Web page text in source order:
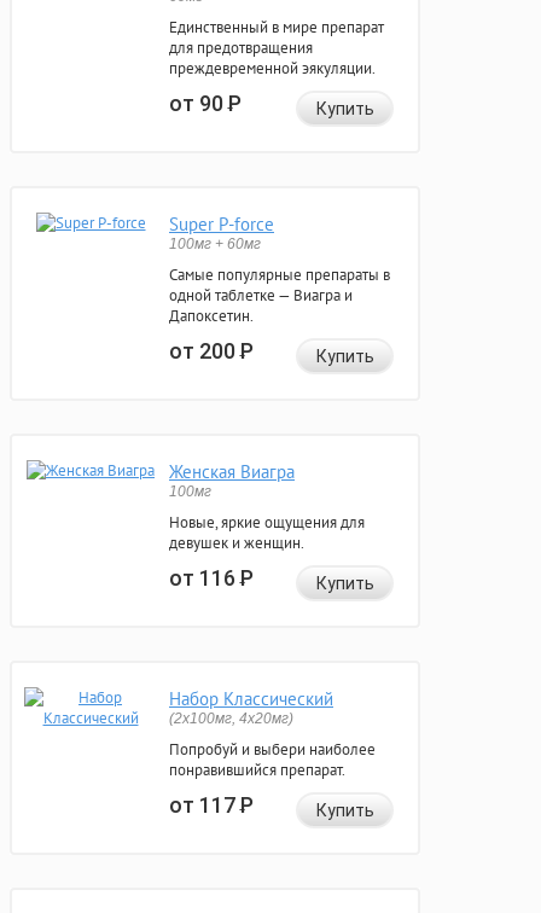
Единственный в мире препарат
для предотвращения
преждевременной эякуляции.
от 90Р Купить
Super P-force
100мг + 60мг
Самые популярные препараты в
одной таблетке — Виагра и
Дапоксетин.
от 200Р Купить
Женская Виагра
100мг
Новые, яркие ощущения для
девушек и женщин.
от 116Р Купить
Набор Классический
(2x100мг, 4x20мг)
Попробуй и выбери наиболее
понравившийся препарат.
от 117Р Купить